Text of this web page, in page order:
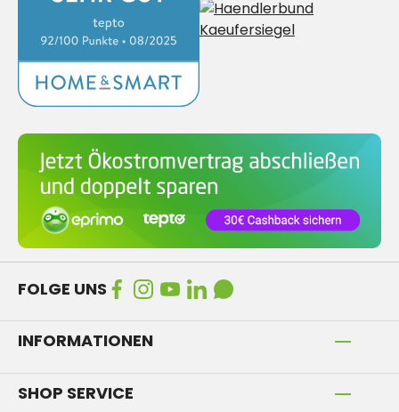
FOLGE UNS
INFORMATIONEN
SHOP SERVICE